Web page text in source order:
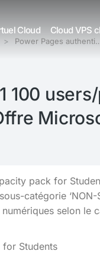
Cloud Cloud VPS
Power Pages
100
pack for
catégorie
selon
for Students